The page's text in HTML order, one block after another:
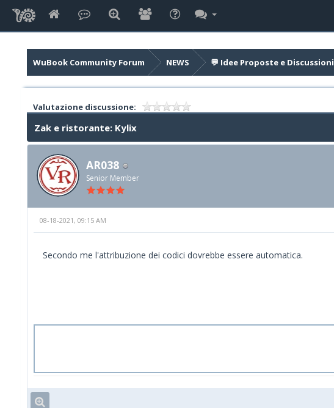
WuBook Community Forum NEWS 💬 Idee Proposte e Discussioni
Valutazione discussione:
Zak e ristorante: Kylix
AR038
Senior Member
08-18-2021, 09:15 AM
Secondo me l'attribuzione dei codici dovrebbe essere automatica.